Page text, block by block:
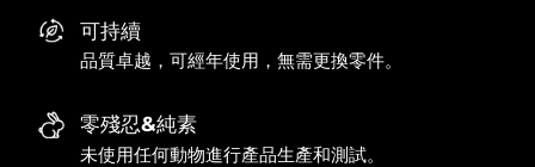
可持續
品質卓越，可經年使用，無需更換零件。
零殘忍&純素
未使用任何動物進行產品生產和測試。